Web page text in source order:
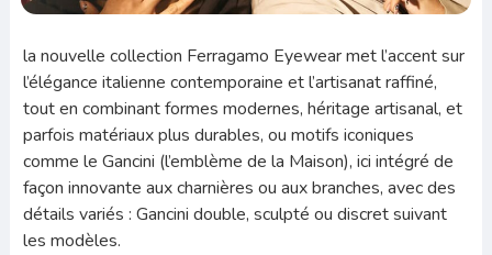
la nouvelle collection Ferragamo Eyewear met l’accent sur
l’élégance italienne contemporaine et l’artisanat raffiné,
tout en combinant formes modernes, héritage artisanal, et
parfois matériaux plus durables, ou motifs iconiques
comme le Gancini (l’emblème de la Maison), ici intégré de
façon innovante aux charnières ou aux branches, avec des
détails variés : Gancini double, sculpté ou discret suivant
les modèles.